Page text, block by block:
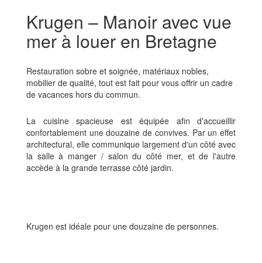
Krugen – Manoir avec vue
mer à louer en Bretagne
Restauration sobre et soignée, matériaux nobles,
mobilier de qualité, tout est fait pour vous offrir un cadre
de vacances hors du commun.
La cuisine spacieuse est équipée afin d'accueillir
confortablement une douzaine de convives. Par un effet
architectural, elle communique largement d'un côté avec
la salle à manger / salon du côté mer, et de l'autre
accède à la grande terrasse côté jardin.
Krugen est idéale pour une douzaine de personnes.